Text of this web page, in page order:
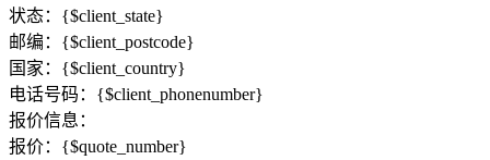
状态：{$client_state}
邮编：{$client_postcode}
国家：{$client_country}
电话号码：{$client_phonenumber}
报价信息：
报价：{$quote_number}